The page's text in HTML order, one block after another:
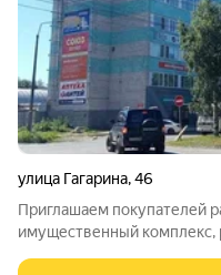
улица Гагарина,46
Приглашаем покупателей
имущественный комплекс,